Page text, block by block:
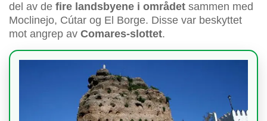
del av de fire landsbyene i området sammen med
Moclinejo, Cútar og El Borge. Disse var beskyttet
mot angrep av Comares-slottet.